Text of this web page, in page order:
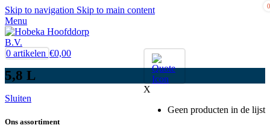
Skip to navigation Skip to main content
Menu
0
X
Geen producten in de lijst
0 artikelen €0,00
5,8 L
Sluiten
Ons assortiment